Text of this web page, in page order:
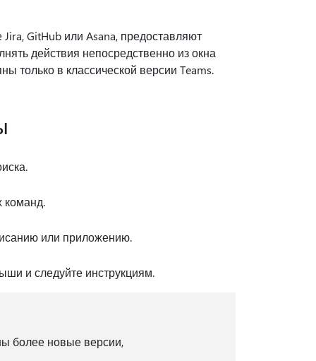
GitHub или Asana, предоставляют
действия непосредственно из окна
только в классической версии Teams.
команд.
или приложению.
и следуйте инструкциям.
более новые версии,